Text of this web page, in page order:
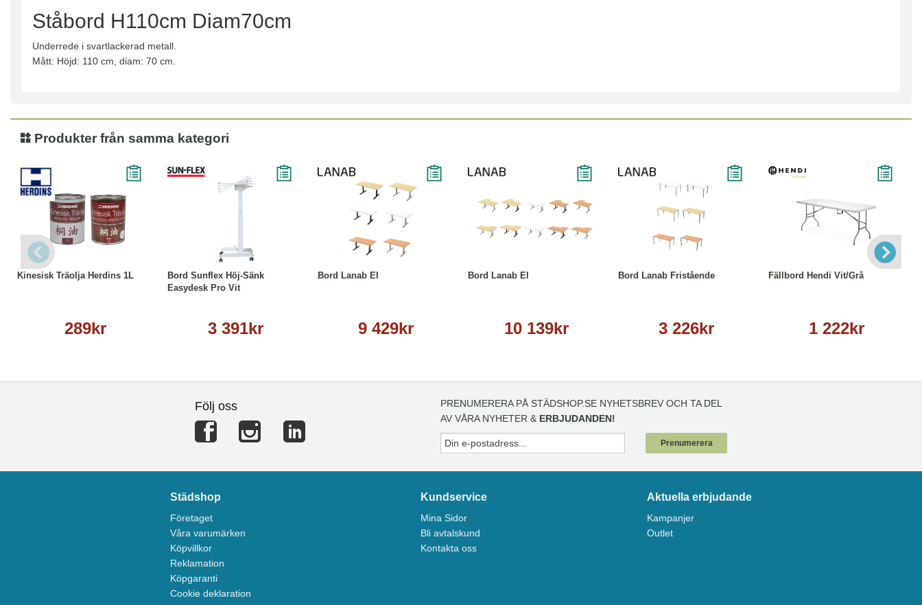
Ståbord H110cm Diam70cm
Underrede i svartlackerad metall.
Mått: Höjd: 110 cm, diam: 70 cm.
Produkter från samma kategori
Kinesisk Träolja Herdins 1L
289kr
Läs mer
Bord Sunflex Höj-Sänk
Easydesk Pro Vit
3 391kr
Bord Lanab El
9 429kr
Läs mer
Bord Lanab El
10 139kr
Bord Lanab Fristående
3 226kr
Läs mer
Fällbord Hendi Vit/Grå
1 222kr
Läs mer
Följ oss
PRENUMERERA PÅ STÄDSHOP.SE NYHETSBREV OCH TA DEL
AV VÅRA NYHETER & ERBJUDANDEN!
Prenumerera
Städshop
Företaget
Våra varumärken
Köpvillkor
Reklamation
Köpgaranti
Cookie deklaration
Kundservice
Mina Sidor
Bli avtalskund
Kontakta oss
Aktuella erbjudande
Kampanjer
Outlet